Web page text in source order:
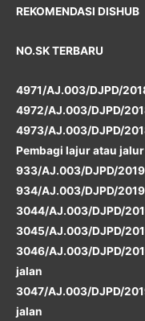
REKOMENDASI DISHUB
NO.SK TERBARU
4971/AJ.003/DJPD/
4972/AJ.003/DJPD/
4973/AJ.003/DJPD/
Pembagi lajur atau jalur
933/AJ.003/DJPD/
934/AJ.003/DJPD/
3044/AJ.003/DJPD/
3045/AJ.003/DJPD/
3046/AJ.003/DJPD/
jalan
3047/AJ.003/DJPD/
jalan